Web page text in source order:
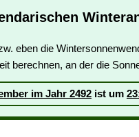
eben die
berechnen, an der die
im Jahr 2492 ist um